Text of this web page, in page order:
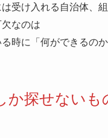
受け入れる自治体、
なのは
時に「何ができるの
か探せないも